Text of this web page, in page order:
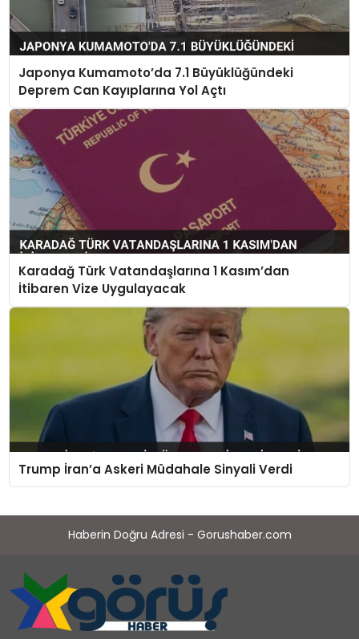
Japonya Kumamoto’da 7.1 Büyüklüğündeki
Deprem Can Kayıplarına Yol Açtı
Karadağ Türk Vatandaşlarına 1 Kasım’dan
İtibaren Vize Uygulayacak
Trump İran’a Askeri Müdahale Sinyali Verdi
Haberin Doğru Adresi - Gorushaber.com